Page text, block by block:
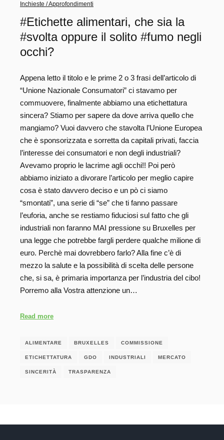
Inchieste / Approfondimenti
#Etichette alimentari, che sia la
#svolta oppure il solito #fumo negli
occhi?
Appena letto il titolo e le prime 2 o 3 frasi dell’articolo di
“Unione Nazionale Consumatori” ci stavamo per
commuovere, finalmente abbiamo una etichettatura
sincera? Stiamo per sapere da dove arriva quello che
mangiamo? Vuoi davvero che stavolta l’Unione Europea
che è sponsorizzata e sorretta da capitali privati, faccia
l’interesse dei consumatori e non degli industriali?
Avevamo proprio le lacrime agli occhi!! Poi però
abbiamo iniziato a divorare l’articolo per meglio capire
cosa è stato davvero deciso e un pò ci siamo
“smontati”, una serie di “se” che ti fanno passare
l’euforia, anche se restiamo fiduciosi sul fatto che gli
industriali non faranno MAI pressione su Bruxelles per
una legge che potrebbe fargli perdere qualche milione di
euro. Perchè mai dovrebbero farlo? Alla fine c’è di
mezzo la salute e la possibilità di scelta delle persone
che, si sa, è primaria importanza per l’industria del cibo!
Porremo alla Vostra attenzione un…
Read more
ALIMENTARE BRUXELLES COMMISSIONE
ETICHETTATURA GDO INDUSTRIALI MERCATO
SINCERITÀ TRASPARENZA